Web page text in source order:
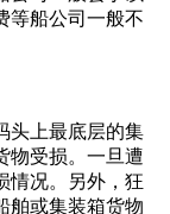
等船公司一般不
上最底层的集
物受损。一旦遭
情况。另外，狂
舶或集装箱货物